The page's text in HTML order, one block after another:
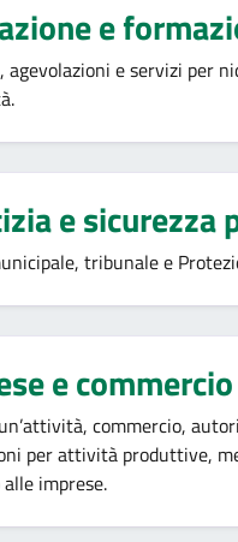
e
agevolazioni e servizi per
e sicurezza
tribunale e
e commercio
commercio,
per attività produttive,
imprese.